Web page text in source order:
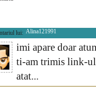
lui: Alina121991
imi apare doar
ti-am trimis link-ul
atat...